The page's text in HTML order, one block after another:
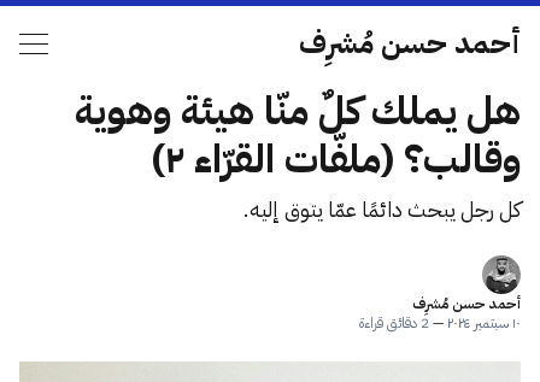
أحمد حسن مُشرِف
هل يملك كلٌ منّا هيئة وهوية
وقالب؟ (ملفّات القرّاء ٢)
كل رجل يبحث دائمًا عمّا يتوق إليه.
أحمد حسن مُشرِف
١٠ سبتمبر ٢٠٢٤
—2 دقائق قراءة